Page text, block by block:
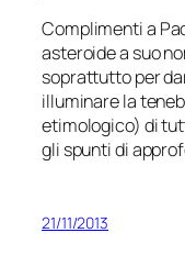
Complimenti a
asteroide a suo
soprattutto per
illuminare la
etimologico) di
gli spunti di
21/11/2013